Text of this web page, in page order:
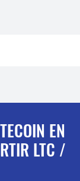
EN
LTC /